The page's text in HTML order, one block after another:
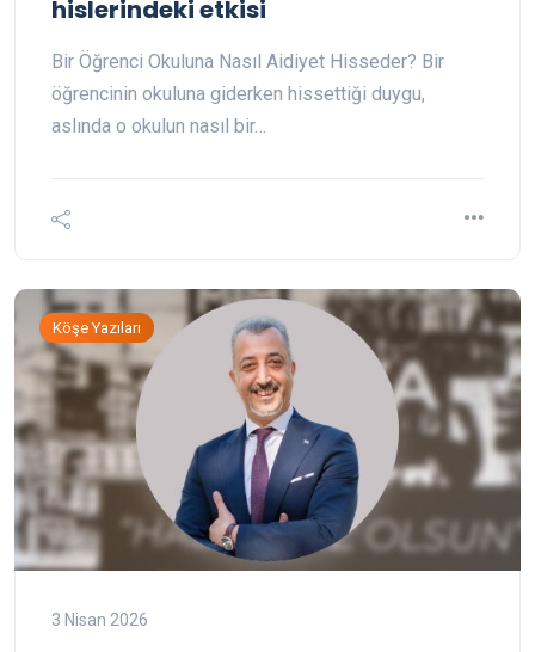
hislerindeki etkisi
Bir Öğrenci Okuluna Nasıl Aidiyet Hisseder? Bir
öğrencinin okuluna giderken hissettiği duygu,
aslında o okulun nasıl bir…
Köşe Yazıları
3 Nisan 2026